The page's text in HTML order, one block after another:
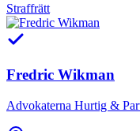
Straffrätt
Fredric Wikman
Advokaterna Hurtig &